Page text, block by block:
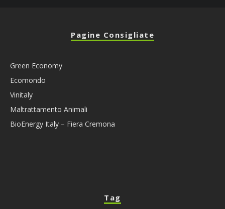
Pagine Consigliate
Green Economy
Ecomondo
Vinitaly
Maltrattamento Animali
BioEnergy Italy – Fiera Cremona
Tag